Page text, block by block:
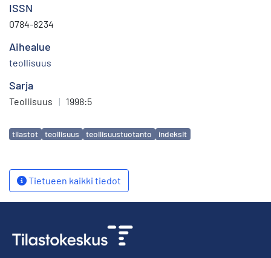
ISSN
0784-8234
Aihealue
teollisuus
Sarja
Teollisuus | 1998:5
Avainsanat
tilastot teollisuus teollisuustuotanto indeksit
Tietueen kaikki tiedot